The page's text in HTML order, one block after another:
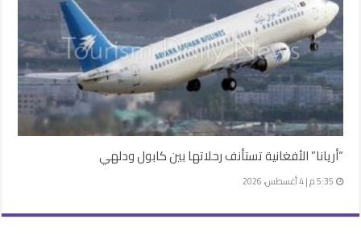
“أريانا” الأفغانية تستأنف رحلاتها بين كابول ودلهي
5:35 م | 4 أغسطس، 2026